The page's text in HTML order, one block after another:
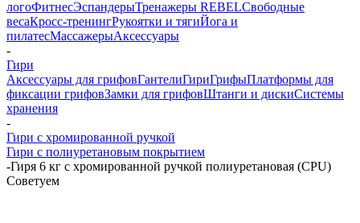
логоФитнесЭспандерыТренажеры REBELСвободные
весаКросс-тренингРукоятки и тягиЙога и
пилатесМассажерыАксессуары
-
Гири
Аксессуары для грифовГантелиГириГрифыПлатформы для
фиксации грифовЗамки для грифовШтанги и дискиСистемы
хранения
-
Гири с хромированной ручкой
Гири с полиуретановым покрытием
-Гиря 6 кг с хромированной ручкой полиуретановая (CPU)
Советуем